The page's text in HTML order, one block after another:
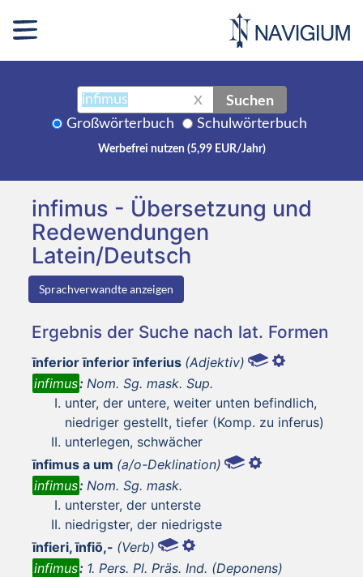
X Suchen
Großwörterbuch Schulwörterbuch
Werbefrei nutzen (5,99 EUR/Jahr)
infimus - Übersetzung und
Redewendungen
Latein/Deutsch
Sprachverwandte anzeigen
Ergebnis der Suche nach lat. Formen
īnferior īnferior īnferius (Adjektiv)
infimus: Nom. Sg. mask. Sup.
unter, der untere, weiter unten befindlich,
niedriger gestellt, tiefer (Komp. zu inferus)
unterlegen, schwächer
īnfimus a um (a/o-Deklination)
infimus: Nom. Sg. mask.
unterster, der unterste
niedrigster, der niedrigste
īnfieri, īnfiō,- (Verb)
infimus: 1. Pers. Pl. Präs. Ind. (Deponens)